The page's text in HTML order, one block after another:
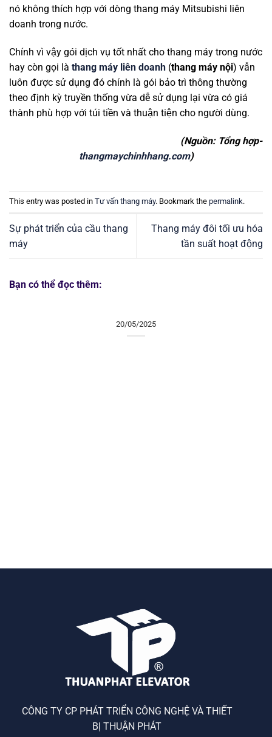
nó không thích hợp với dòng thang máy Mitsubishi liên
doanh trong nước.
Chính vì vậy gói dịch vụ tốt nhất cho thang máy trong nước
hay còn gọi là thang máy liên doanh (thang máy nội) vẫn
luôn được sử dụng đó chính là gói bảo trì thông thường
theo định kỳ truyền thống vừa dễ sử dụng lại vừa có giá
thành phù hợp với túi tiền và thuận tiện cho người dùng.
(Nguồn: Tổng hợp-
thangmaychinhhang.com)
This entry was posted in Tư vấn thang máy. Bookmark the permalink.
Sự phát triển của cầu thang
máy
Thang máy đôi tối ưu hóa
tần suất hoạt động
Bạn có thể đọc thêm:
20/05/2025
CÔNG TY CP PHÁT TRIỂN CÔNG NGHỆ VÀ THIẾT
BỊ THUẬN PHÁT